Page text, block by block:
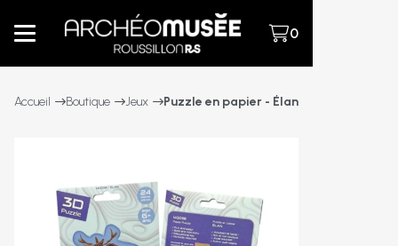
0
Accueil Boutique Jeux Puzzle en papier - Élan